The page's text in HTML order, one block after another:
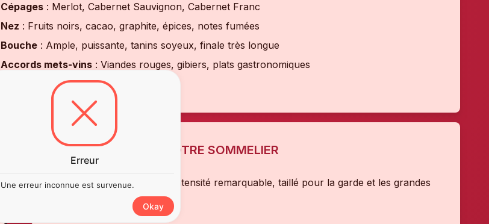
Cépages : Merlot, Cabernet Sauvignon, Cabernet Franc
Nez : Fruits noirs, cacao, graphite, épices, notes fumées
Bouche : Ample, puissante, tanins soyeux, finale très longue
Accords mets-vins : Viandes rouges, gibiers, plats gastronomiques
Température de service
L'AVIS DE NOTRE SOMMELIER
''Un vin d’une intensité remarquable, taillé pour la garde et les grandes
occasions.''
Erreur
Une erreur inconnue est survenue.
Okay